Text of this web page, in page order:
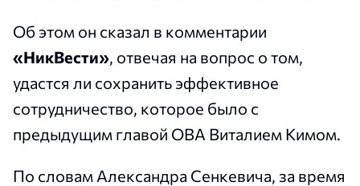
Об этом он сказал в комментарии
«НикВести», отвечая на вопрос о том,
удастся ли сохранить эффективное
сотрудничество, которое было с
предыдущим главой ОВА Виталием Кимом.
По словам Александра Сенкевича, за время